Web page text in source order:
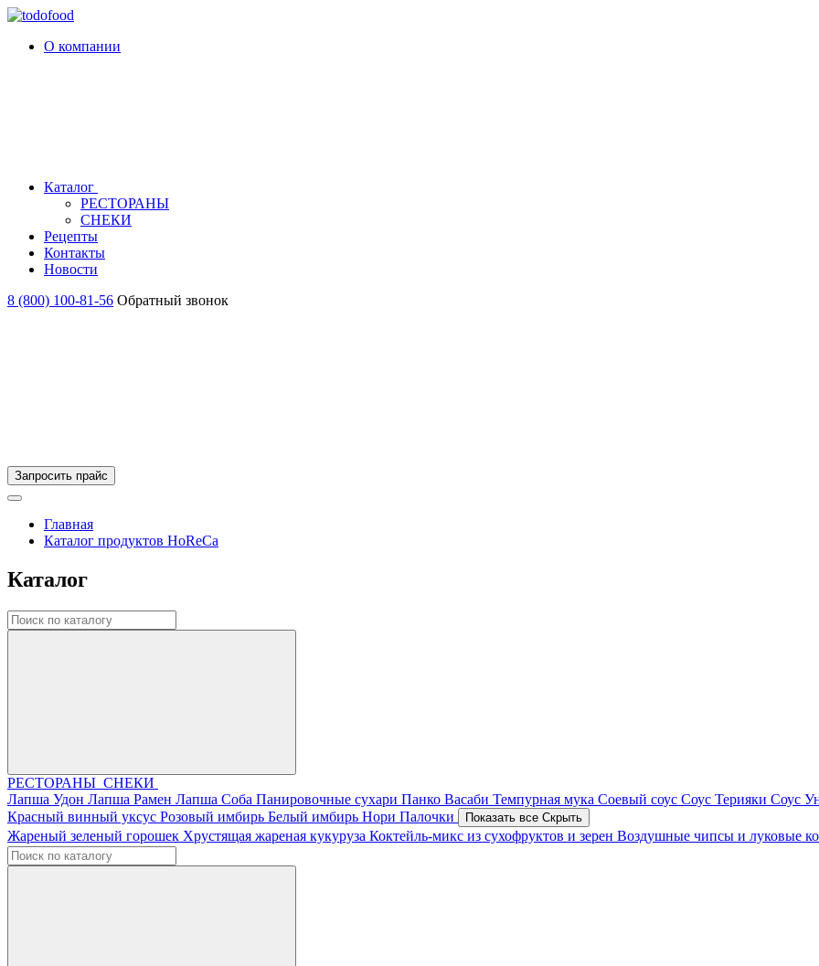
О компании
Каталог
РЕСТОРАНЫ
СНЕКИ
Рецепты
Контакты
Новости
8 (800) 100-81-56 Обратный звонок
Запросить прайс
Главная
Каталог продуктов HoReCa
Каталог
РЕСТОРАНЫ СНЕКИ
Лапша Удон Лапша Рамен Лапша Соба Панировочные сухари Панко Васаби Темпурная мука Соевый соус Соус Терияки Соус
Красный винный уксус Розовый имбирь Белый имбирь Нори Палочки Показать все Скрыть
Жареный зеленый горошек Хрустящая жареная кукуруза Коктейль-микс из сухофруктов и зерен Воздушные чипсы и луковые